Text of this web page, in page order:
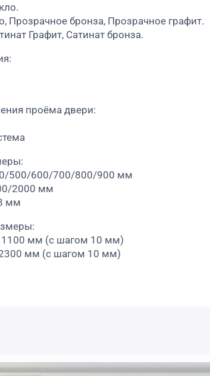
Прозрачное бронза, Прозрачное графит.
Графит, Сатинат бронза.
проёма двери:
500/600/700/800/900 мм
2000 мм
мм
мм (с шагом 10 мм)
мм (с шагом 10 мм)